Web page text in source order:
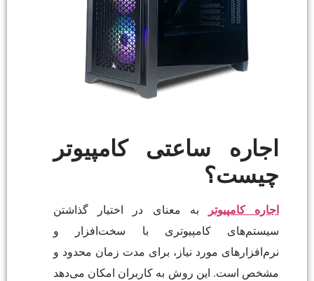
اجاره ساعتی کامپیوتر
چیست؟
اجاره کامپیوتر
به معنای در اختیار گذاشتن
سیستم‌های کامپیوتری با سخت‌افزار و
نرم‌افزارهای مورد نیاز، برای مدت زمان محدود و
مشخص است. این روش به کاربران امکان می‌دهد